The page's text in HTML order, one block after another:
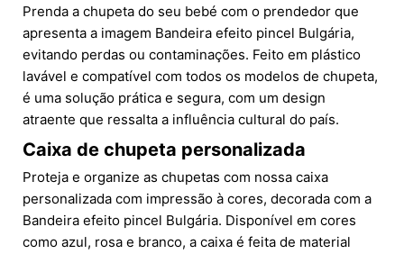
Prenda a chupeta do seu bebé com o prendedor que
apresenta a imagem Bandeira efeito pincel Bulgária,
evitando perdas ou contaminações. Feito em plástico
lavável e compatível com todos os modelos de chupeta,
é uma solução prática e segura, com um design
atraente que ressalta a influência cultural do país.
Caixa de chupeta personalizada
Proteja e organize as chupetas com nossa caixa
personalizada com impressão à cores, decorada com a
Bandeira efeito pincel Bulgária. Disponível em cores
como azul, rosa e branco, a caixa é feita de material